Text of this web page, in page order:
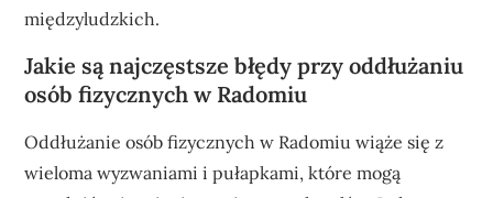
międzyludzkich.
Jakie są najczęstsze błędy przy oddłużaniu
osób fizycznych w Radomiu
Oddłużanie osób fizycznych w Radomiu wiąże się z
wieloma wyzwaniami i pułapkami, które mogą